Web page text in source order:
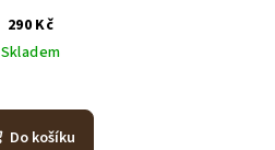
290 Kč
Skladem
Do košíku